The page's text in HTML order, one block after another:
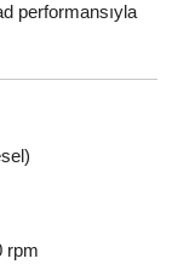
performansıyla
rpm